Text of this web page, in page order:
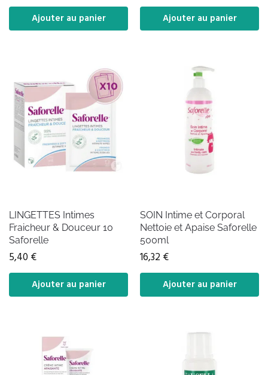
Ajouter au panier Ajouter au panier
LINGETTES Intimes
Fraicheur & Douceur 10
Saforelle
5,40 €
Ajouter au panier
SOIN Intime et Corporal
Nettoie et Apaise Saforelle
500ml
16,32 €
Ajouter au panier